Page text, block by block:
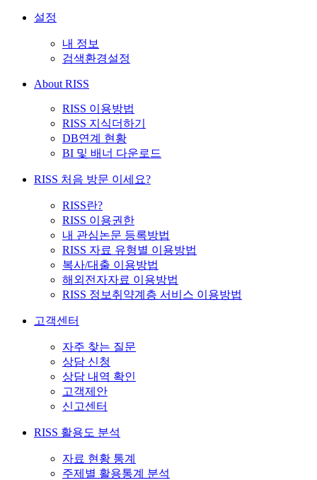
설정
내 정보
검색환경설정
About RISS
RISS 이용방법
RISS 지식더하기
DB연계 현황
BI 및 배너 다운로드
RISS 처음 방문 이세요?
RISS란?
RISS 이용권한
내 관심논문 등록방법
RISS 자료 유형별 이용방법
복사/대출 이용방법
해외전자자료 이용방법
RISS 정보취약계층 서비스 이용방법
고객센터
자주 찾는 질문
상담 신청
상담 내역 확인
고객제안
신고센터
RISS 활용도 분석
자료 현황 통계
주제별 활용통계 분석